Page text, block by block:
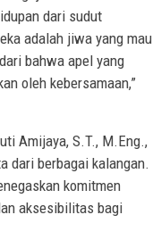
dari sudut
adalah jiwa yang mau
bahwa apel yang
oleh kebersamaan,”
Amijaya, S.T., M.Eng.,
dari berbagai kalangan.
komitmen
aksesibilitas bagi